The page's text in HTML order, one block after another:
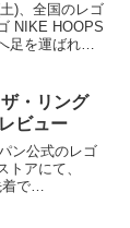
)、全国のレゴ
NIKE HOOPS
足を運ばれた
・リング
ビュー
ン公式のレゴ
トアにて、
で